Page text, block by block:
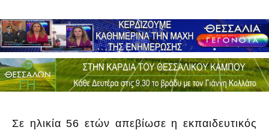
Σε ηλικία 56 ετών απεβίωσε η εκπαιδευτικός